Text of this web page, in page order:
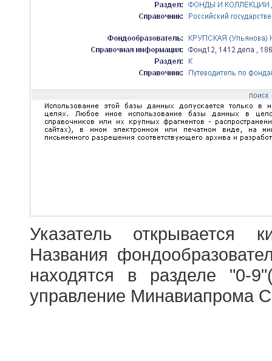
Указатель открывается
Названия
находятся в разделе "0-
управление Минавиапрома